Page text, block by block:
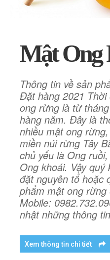
Mật Ong
Thông tin về sản
Đặt hàng 2021
ong rừng là từ
hàng năm. Đây là
nhiều mật ong
miền núi rừng Tây
chủ yếu là Ong
Ong khoái. Vậy
đặt nguyên tổ hoặc
phẩm mật ong
Mobile:
nhật những thông
Xem thông tin chi tiết